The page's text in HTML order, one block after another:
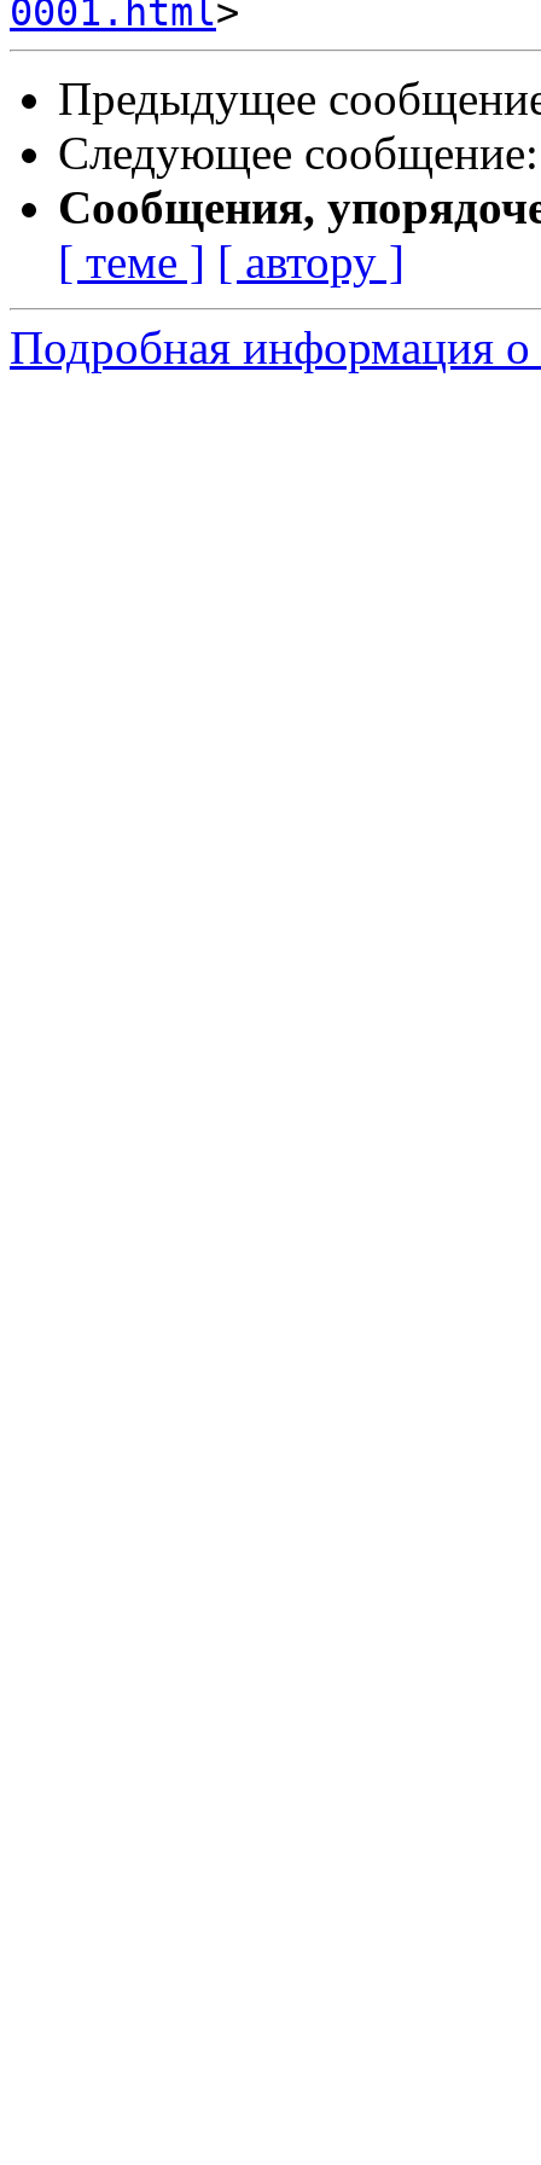
0001.html
Предыдущее
Следующее
Сообщения,
[ теме ] [ автору ]
Подробная информация